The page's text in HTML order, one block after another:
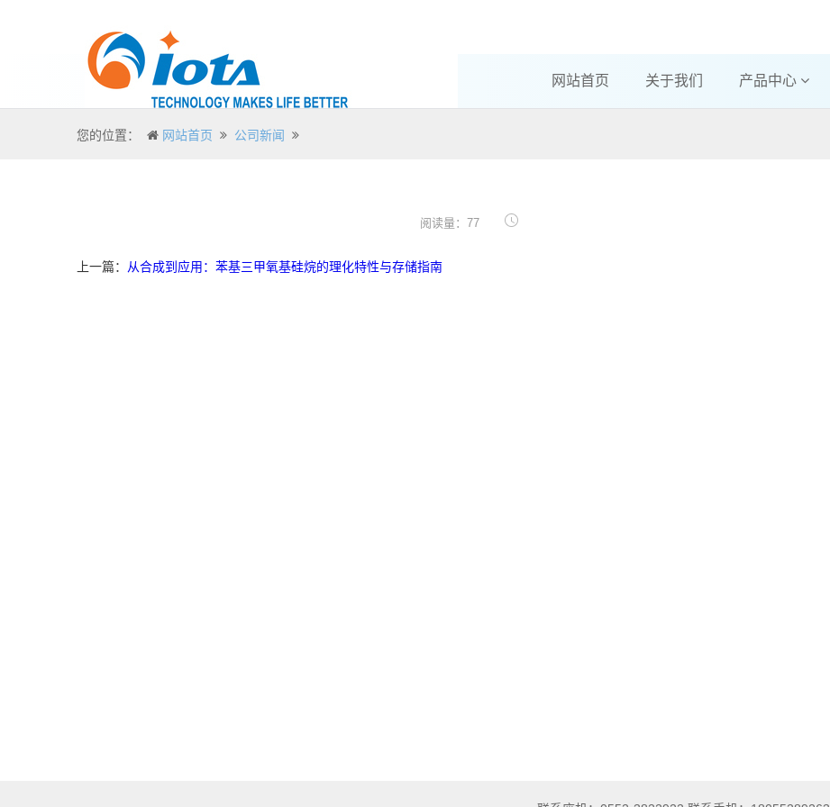
网站首页 关于我们 产品中心
您的位置： 网站首页 公司新闻
阅读量：77
上一篇： 从合成到应用：苯基三甲氧基硅烷的理化特性与存储指南